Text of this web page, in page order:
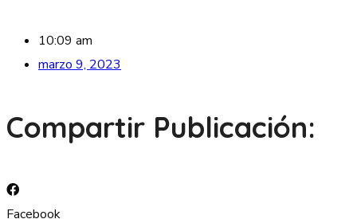
10:09 am
marzo 9, 2023
Compartir Publicación:
Facebook